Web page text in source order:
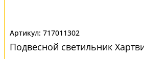
717011302
Подвесной светильник